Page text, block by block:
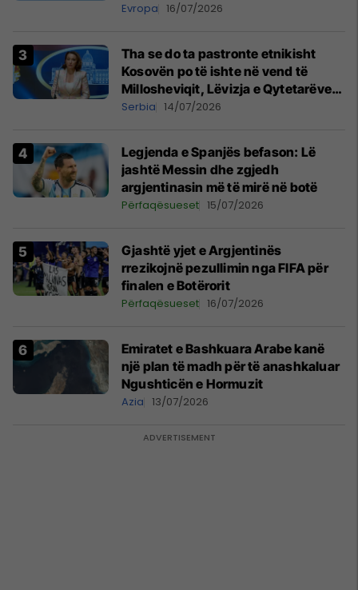
Evropa 16/07/2026
Tha se do ta pastronte etnikisht
Kosovën po të ishte në vend të
Millosheviqit, Lëvizja e Qytetarëve
të Lirë në Serbi kërkon shkarkimin e
Serbia 14/07/2026
Legjenda e Spanjës befason: Lë
jashtë Messin dhe zgjedh
argjentinasin më të mirë në botë
Përfaqësueset 15/07/2026
Gjashtë yjet e Argjentinës
rrezikojnë pezullimin nga FIFA për
finalen e Botërorit
Përfaqësueset 16/07/2026
Emiratet e Bashkuara Arabe kanë
një plan të madh për të anashkaluar
Ngushticën e Hormuzit
Azia 13/07/2026